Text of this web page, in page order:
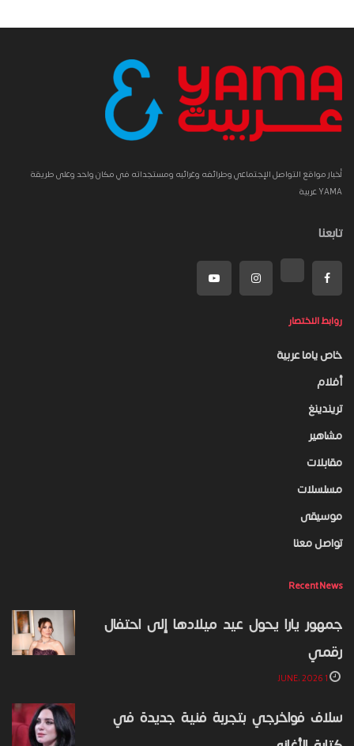
أخبار مواقع التواصل الإجتماعي وطرائفه وغرائبه ومستجداته في مكان واحد وعلى طريقة
YAMA عربية
تابعنا
روابط الاختصار
خاص ياما عربية
أفلام
تريندينغ
مشاهير
مقابلات
مسلسلات
موسيقى
تواصل معنا
Recent News
جمهور يارا يحول عيد ميلادها إلى احتفال
رقمي
سلاف فواخرجي بتجربة فنية جديدة في